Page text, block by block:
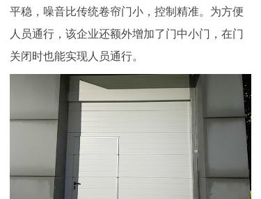
平稳，噪音比传统卷帘门小，控制精准。为方便
人员通行，该企业还额外增加了门中小门，在门
关闭时也能实现人员通行。